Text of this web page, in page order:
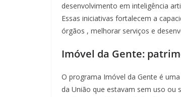
desenvolvimento em inteligência
Essas iniciativas fortalecem a
órgãos , melhorar serviços e
Imóvel da Gente:
O programa Imóvel da Gente é uma
da União que estavam sem uso ou